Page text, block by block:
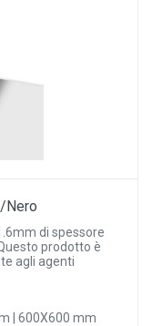
Nero
di spessore
prodotto è
agli agenti
| 600X600 mm